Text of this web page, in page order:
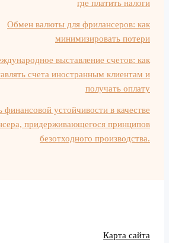
где платить налоги
Обмен валюты для фрилансеров: как
минимизировать потери
выставление счетов: как
счета иностранным клиентам и
получать оплату
финансовой устойчивости в качестве
придерживающегося принципов
безотходного производства.
Карта сайта